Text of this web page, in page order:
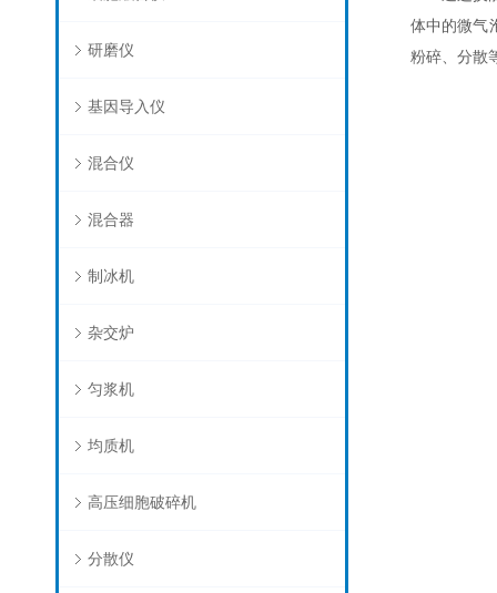
研磨仪
基因导入仪
混合仪
混合器
制冰机
杂交炉
匀浆机
均质机
高压细胞破碎机
分散仪
体中的微气
粉碎、分散